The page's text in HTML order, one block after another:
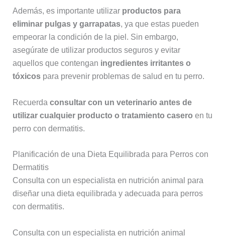
Además, es importante utilizar productos para
eliminar pulgas y garrapatas, ya que estas pueden
empeorar la condición de la piel. Sin embargo,
asegúrate de utilizar productos seguros y evitar
aquellos que contengan ingredientes irritantes o
tóxicospara prevenir problemas de salud en tu perro.
Recuerda consultar con un veterinario antes de
utilizar cualquier producto o tratamiento casero en tu
perro con dermatitis.
Planificación de una Dieta Equilibrada para Perros con
Dermatitis
Consulta con un especialista en nutrición animal para
diseñar una dieta equilibrada y adecuada para perros
con dermatitis.
Consulta con un especialista en nutrición animal